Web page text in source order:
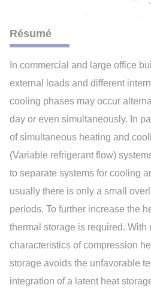
Résumé
In commercial and large office
external loads and different
cooling phases may occur
day or even simultaneously. In
of simultaneous heating and
(Variable refrigerant flow)
to separate systems for cooling
usually there is only a small
periods. To further increase the
thermal storage is required. With
characteristics of compression
storage avoids the unfavorable
integration of a latent heat